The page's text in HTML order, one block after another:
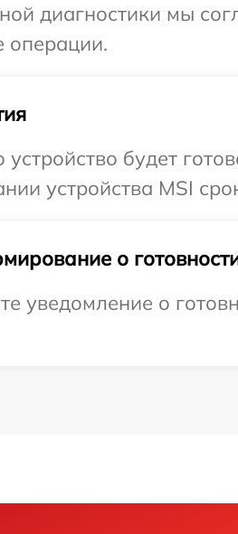
диагностики мы
операции.
устройство будет
устройства MSI
о
уведомление о